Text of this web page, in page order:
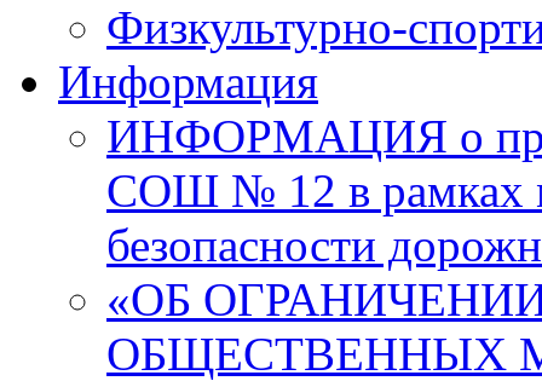
Физкультурно-
Информация
ИНФОРМАЦИЯ о
СОШ № 12 в рамках
безопасности
«ОБ
ОБЩЕСТВЕННЫХ